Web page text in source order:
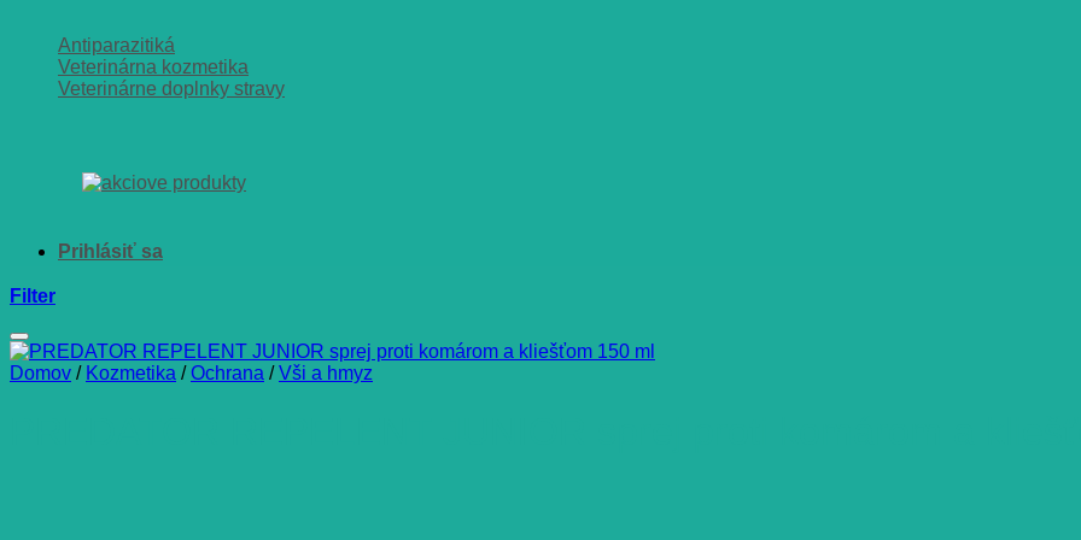
Antiparazitiká
Veterinárna kozmetika
Veterinárne doplnky stravy
Filter
Domov / Kozmetika / Ochrana / Vši a hmyz